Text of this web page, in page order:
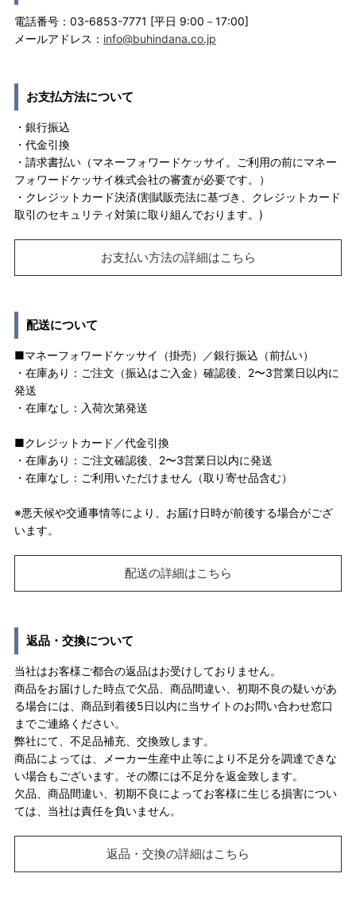
電話番号：03-6853-7771 [平日 9:00－17:00]
メールアドレス： info@buhindana.co.jp
お支払方法について
・銀行振込
・代金引換
・請求書払い（マネーフォワードケッサイ。ご利用の前にマネー
フォワードケッサイ株式会社の審査が必要です。）
・クレジットカード決済(割賦販売法に基づき、クレジットカード
取引のセキュリティ対策に取り組んでおります。)
お支払い方法の詳細はこちら
配送について
■マネーフォワードケッサイ（掛売）／銀行振込（前払い）
・在庫あり：ご注文（振込はご入金）確認後、2〜3営業日以内に
発送
・在庫なし：入荷次第発送
■クレジットカード／代金引換
・在庫あり：ご注文確認後、2〜3営業日以内に発送
・在庫なし：ご利用いただけません（取り寄せ品含む）
※悪天候や交通事情等により、お届け日時が前後する場合がござ
います。
配送の詳細はこちら
返品・交換について
当社はお客様ご都合の返品はお受けしておりません。
商品をお届けした時点で欠品、商品間違い、初期不良の疑いがあ
る場合には、商品到着後5日以内に当サイトのお問い合わせ窓口
までご連絡ください。
弊社にて、不足品補充、交換致します。
商品によっては、メーカー生産中止等により不足分を調達できな
い場合もございます。その際には不足分を返金致します。
欠品、商品間違い、初期不良によってお客様に生じる損害につい
ては、当社は責任を負いません。
返品・交換の詳細はこちら